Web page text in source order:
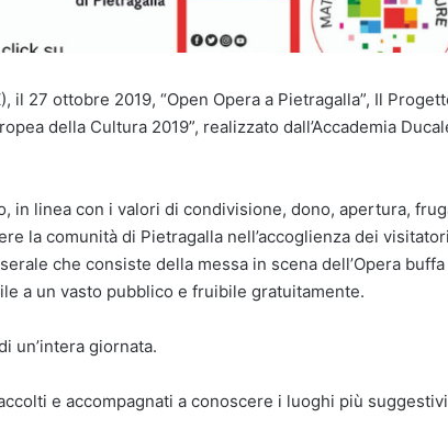
il 27 ottobre 2019, “Open Opera a Pietragalla”, Il
della Cultura 2019”, realizzato dall’Accademia
in linea con i valori di condivisione, dono, apertura,
la comunità di Pietragalla nell’accoglienza dei
che consiste della messa in scena dell’Opera buffa
a un vasto pubblico e fruibile gratuitamente.
un’intera giornata.
e accompagnati a conoscere i luoghi più